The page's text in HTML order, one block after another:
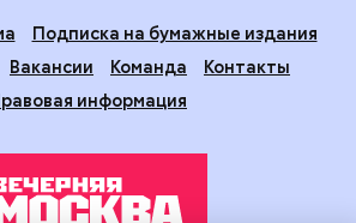
Подписка на бумажные издания
Вакансии Команда
Контакты
информация